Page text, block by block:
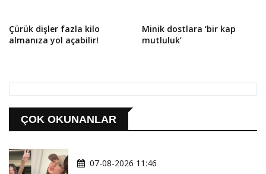
Çürük dişler fazla kilo
almanıza yol açabilir!
Minik dostlara ‘bir kap
mutluluk’
ÇOK OKUNANLAR
07-08-2026 11:46